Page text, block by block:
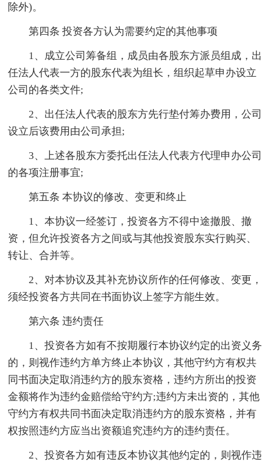
除外)。
第四条 投资各方认为需要约定的其他事项
1、成立公司筹备组，成员由各股东方派员组成，出
任法人代表一方的股东代表为组长，组织起草申办设立
公司的各类文件;
2、出任法人代表的股东方先行垫付筹办费用，公司
设立后该费用由公司承担;
3、上述各股东方委托出任法人代表方代理申办公司
的各项注册事宜;
第五条 本协议的修改、变更和终止
1、本协议一经签订，投资各方不得中途撤股、撤
资，但允许投资各方之间或与其他投资股东实行购买、
转让、合并等。
2、对本协议及其补充协议所作的任何修改、变更，
须经投资各方共同在书面协议上签字方能生效。
第六条 违约责任
1、投资各方如有不按期履行本协议约定的出资义务
的，则视作违约方单方终止本协议，其他守约方有权共
同书面决定取消违约方的股东资格，违约方所出的投资
金额将作为违约金赔偿给守约方;违约方未出资的，其他
守约方有权共同书面决定取消违约方的股东资格，并有
权按照违约方应当出资额追究违约方的违约责任。
2、投资各方如有违反本协议其他约定的，则视作违